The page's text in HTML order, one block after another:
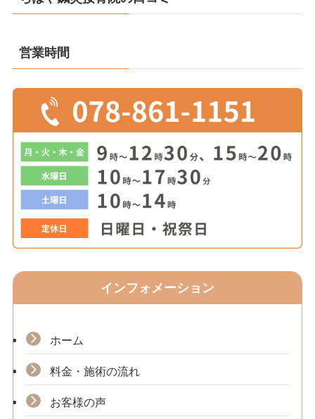
営業時間
インフォメーション
ホーム
料金・施術の流れ
お客様の声